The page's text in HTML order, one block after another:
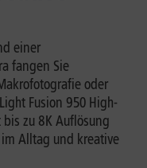
einer
fangen Sie
oder
Fusion 950 High-
zu 8K Auflösung
Alltag und kreative